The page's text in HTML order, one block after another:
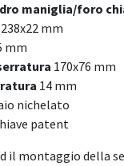
maniglia/foro
238x22 mm
mm
170x76 mm
14 mm
nichelato
patent
il montaggio della